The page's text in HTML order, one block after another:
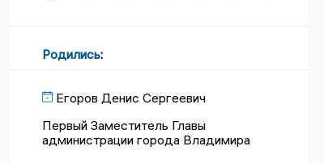
Родились:
Егоров Денис Сергеевич
Первый Заместитель Главы
администрации города Владимира